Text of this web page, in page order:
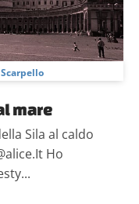
combinarle
loro o che hanno
mare
Sila al caldo
Ho